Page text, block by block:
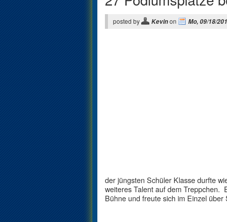
posted by Kevinon Mo, 09/18/
der jüngsten Schüler Klasse durfte
weiteres Talent auf dem Treppchen.
Bühne und freute sich im Einzel